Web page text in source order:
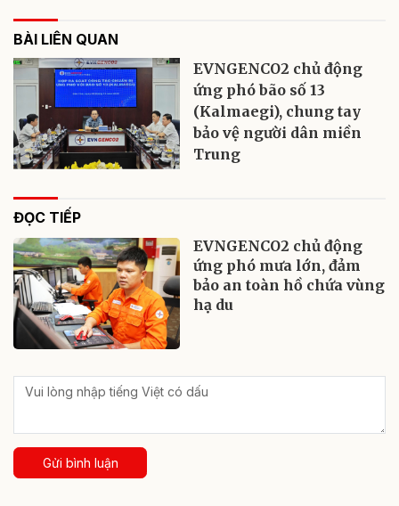
BÀI LIÊN QUAN
EVNGENCO2 chủ động
ứng phó bão số 13
(Kalmaegi), chung tay
bảo vệ người dân miền
Trung
ĐỌC TIẾP
EVNGENCO2 chủ động
ứng phó mưa lớn, đảm
bảo an toàn hồ chứa vùng
hạ du
Gửi bình luận